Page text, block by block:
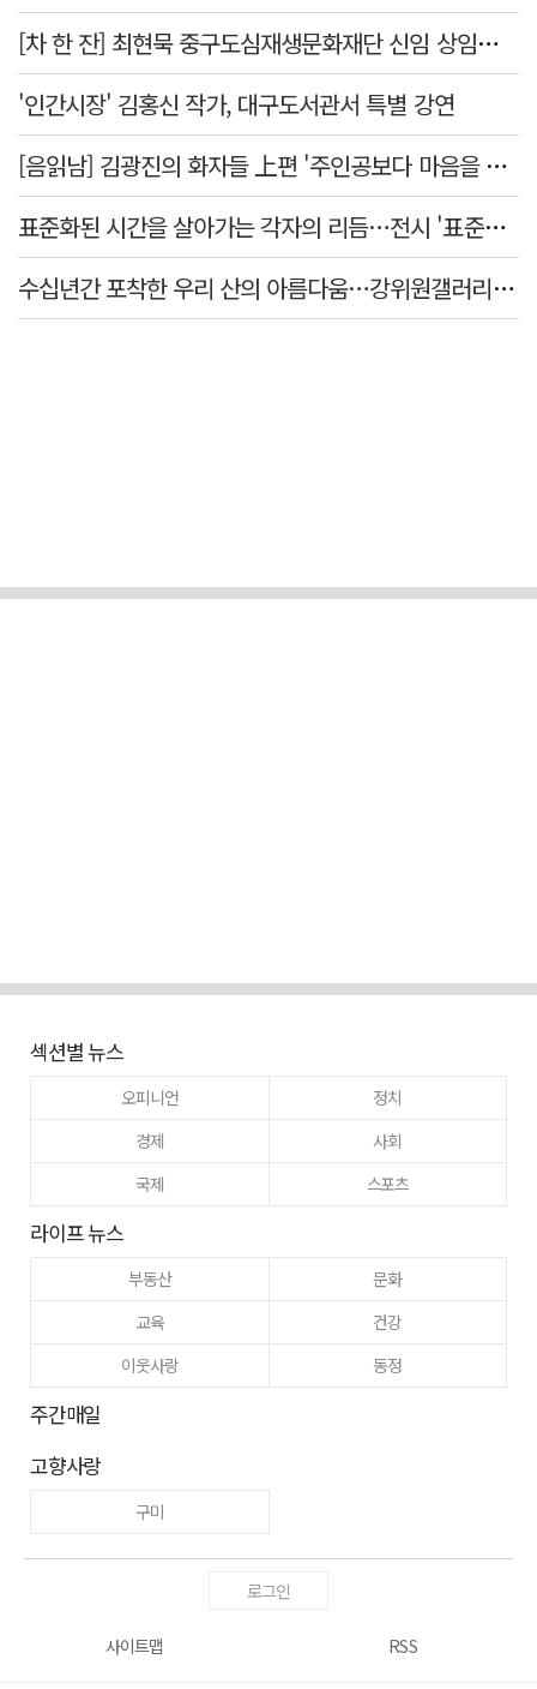
[차 한 잔] 최현묵 중구도심재생문화재단 신임 상임이사 "서문시장·경상감영 등 지역 자원 활용…문화의 일상화"
'인간시장' 김홍신 작가, 대구도서관서 특별 강연
[음읽남] 김광진의 화자들 上편 '주인공보다 마음을 쓴 사람'
표준화된 시간을 살아가는 각자의 리듬…전시 '표준시차'
수십년간 포착한 우리 산의 아름다움…강위원갤러리 '팔공·지리展' 개최
섹션별 뉴스
오피니언
정치
경제
사회
국제
스포츠
라이프 뉴스
부동산
문화
교육
건강
이웃사랑
동정
주간매일
고향사랑
구미
로그인
사이트맵 RSS